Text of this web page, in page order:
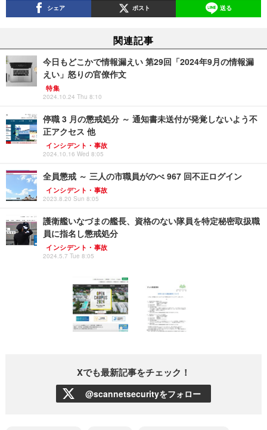
シェア ポスト 送る
関連記事
今日もどこかで情報漏えい 第29回「2024年9月の情報漏
えい」怒りの官僚作文
特集
2024.10.24 Thu 8:10
停職 3 月の懲戒処分 ～ 通知書未送付が発覚しないよう不
正アクセス 他
インシデント・事故
2024.10.16 Wed 8:05
全員懲戒 ～ 三人の市職員がのべ 967 回不正ログイン
インシデント・事故
2023.8.20 Sun 8:05
護衛艦いなづまの艦長、資格のない隊員を特定秘密取扱職
員に指名し懲戒処分
インシデント・事故
2024.5.7 Tue 8:05
Xでも最新記事をチェック！
@scannetsecurityをフォロー